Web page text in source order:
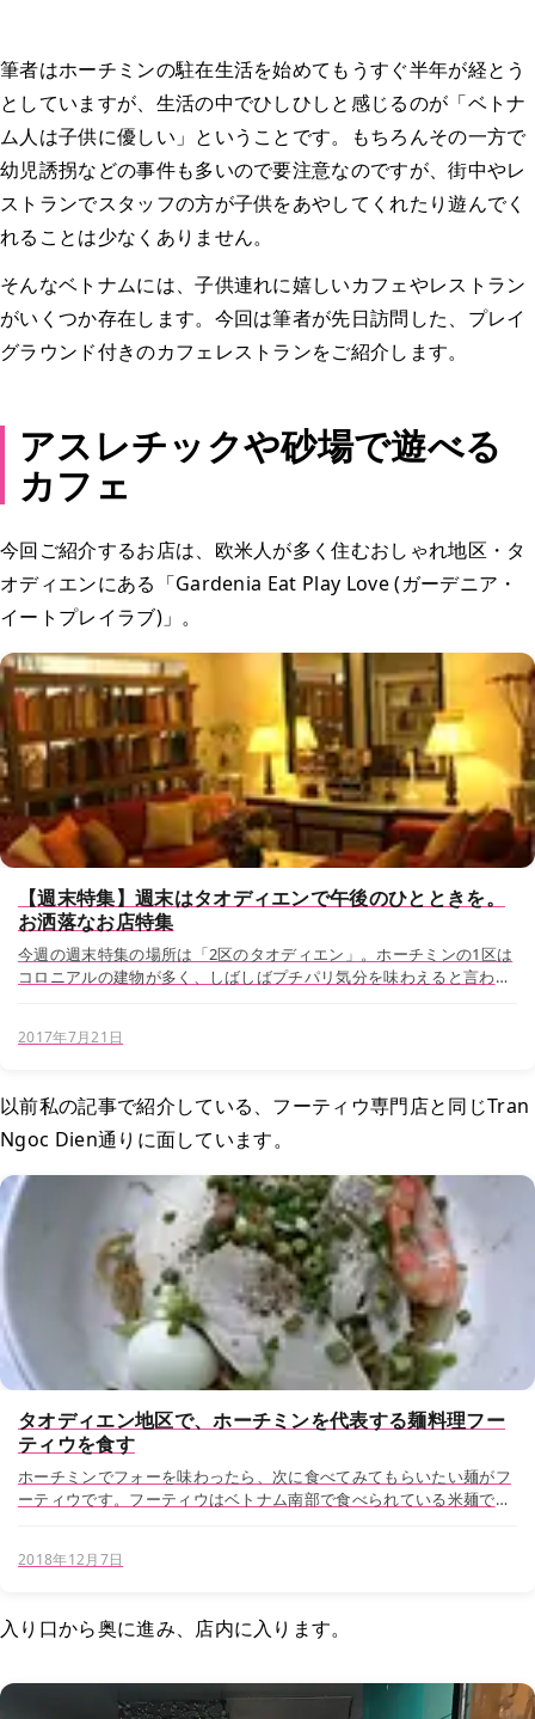
筆者はホーチミンの駐在生活を始めてもうすぐ半年が経とう
としていますが、生活の中でひしひしと感じるのが「ベトナ
ム人は子供に優しい」ということです。もちろんその一方で
幼児誘拐などの事件も多いので要注意なのですが、街中やレ
ストランでスタッフの方が子供をあやしてくれたり遊んでく
れることは少なくありません。
そんなベトナムには、子供連れに嬉しいカフェやレストラン
がいくつか存在します。今回は筆者が先日訪問した、プレイ
グラウンド付きのカフェレストランをご紹介します。
アスレチックや砂場で遊べる
カフェ
今回ご紹介するお店は、欧米人が多く住むおしゃれ地区・タ
オディエンにある「Gardenia Eat Play Love (ガーデニア・
イートプレイラブ)」。
【週末特集】週末はタオディエンで午後のひとときを。
お洒落なお店特集
今週の週末特集の場所は「2区のタオディエン」。ホーチミンの1区は
コロニアルの建物が多く、しばしばプチパリ気分を味わえると言われ
2017年7月21日
以前私の記事で紹介している、フーティウ専門店と同じTran
Ngoc Dien通りに面しています。
タオディエン地区で、ホーチミンを代表する麺料理フー
ティウを食す
ホーチミンでフォーを味わったら、次に食べてみてもらいたい麺がフ
ーティウです。フーティウはベトナム南部で食べられている米麺で、
2018年12月7日
入り口から奥に進み、店内に入ります。